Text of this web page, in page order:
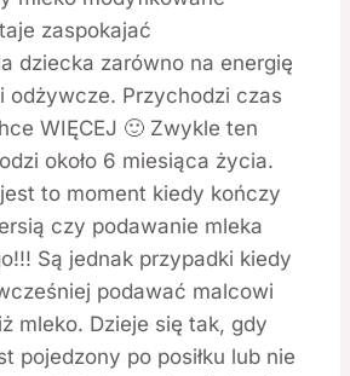
zaspokajać
dziecka zarówno na energię
odżywcze. Przychodzi czas
WIĘCEJ 🙂 Zwykle ten
około 6 miesiąca życia.
to moment kiedy kończy
czy podawanie mleka
Są jednak przypadki kiedy
podawać malcowi
mleko. Dzieje się tak, gdy
pojedzony po posiłku lub nie